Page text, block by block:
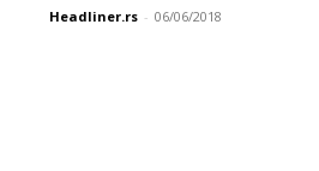
Headliner.rs - 06/06/2018